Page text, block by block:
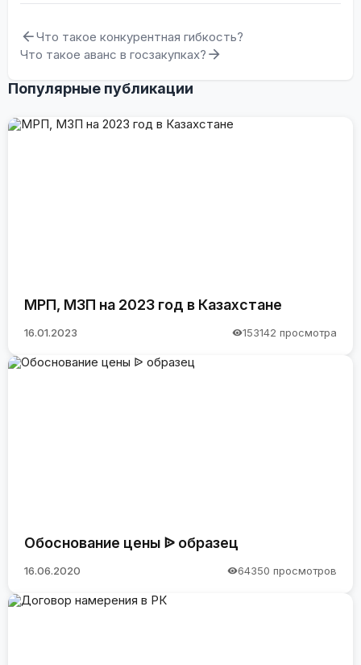
Что такое конкурентная гибкость?
Что такое аванс в госзакупках?
Популярные публикации
МРП, МЗП на 2023 год в Казахстане
16.01.2023 153142 просмотра
Обоснование цены ᐉ образец
16.06.2020 64350 просмотров